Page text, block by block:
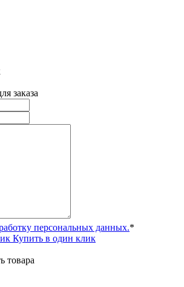
заказа
персональных данных.*
Купить в один клик
товара